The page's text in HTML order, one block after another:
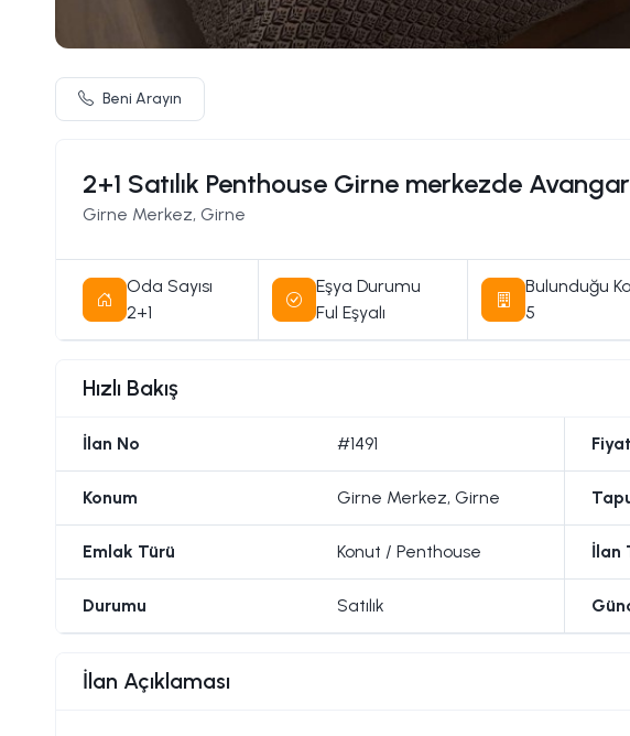
Beni Arayın
2+1 Satılık Penthouse Girne merkezde
Girne Merkez, Girne
Oda Sayısı
2+1
Eşya Durumu
Ful Eşyalı
Bulunduğu
5
Hızlı Bakış
İlan No #1491
Konum Girne Merkez, Girne
Emlak Türü Konut / Penthouse
Durumu Satılık
Fiyat
İlan
İlan Açıklaması